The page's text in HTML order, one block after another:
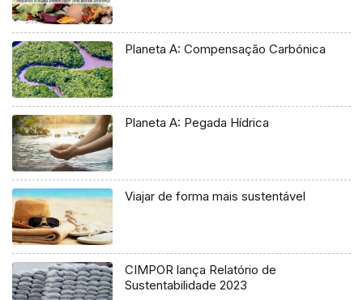
Planeta A: Compensação Carbónica
Planeta A: Pegada Hídrica
Viajar de forma mais sustentável
CIMPOR lança Relatório de
Sustentabilidade 2023